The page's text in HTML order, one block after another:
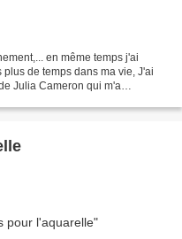
en même temps j'ai
de temps dans ma vie, J'ai
Julia Cameron qui m'a